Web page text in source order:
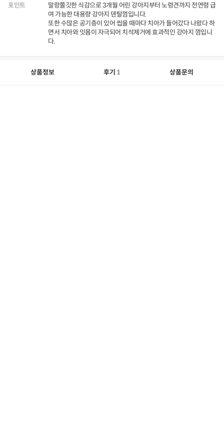
포인트
말랑쫄깃한 식감으로 3개월 어린 강아지부터 노령견까지 전연령 급
여 가능한 대용량 강아지 덴탈껌입니다.
또한 수많은 공기층이 있어 씹을 때마다 치아가 들어갔다 나왔다 하
면서 치아와 잇몸이 자극되어 치석제거에 효과적인 강아지 껌입니
다.
상품정보 후기 1 상품문의